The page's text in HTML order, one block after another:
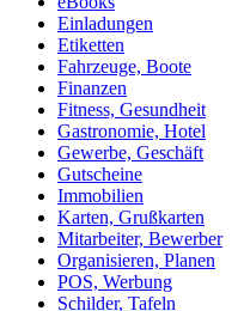
Einladungen
Etiketten
Fahrzeuge, Boote
Finanzen
Fitness, Gesundheit
Gastronomie, Hotel
Gewerbe, Geschäft
Gutscheine
Immobilien
Karten, Grußkarten
Mitarbeiter, Bewerber
Organisieren, Planen
POS, Werbung
Schilder, Tafeln